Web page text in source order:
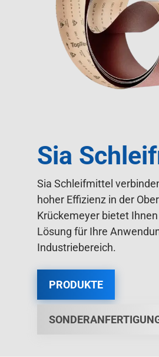
Sia
Sia Schleifmittel
hoher Effizienz in der
Krückemeyer bietet
Lösung für Ihre
Industriebereich.
PRODUKTE